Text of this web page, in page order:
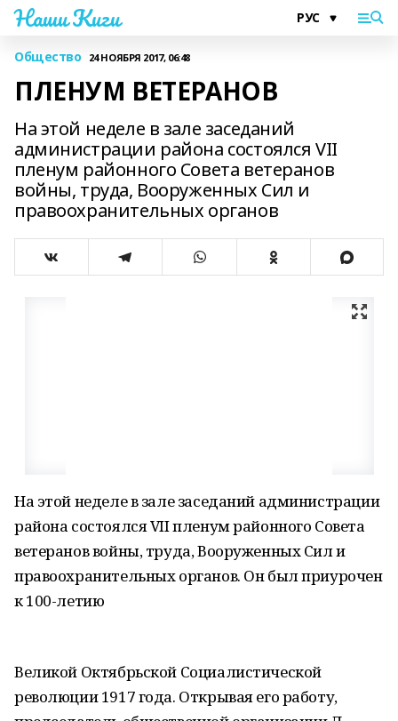
Наши Киги
Общество 24 НОЯБРЯ 2017, 06:48
ПЛЕНУМ ВЕТЕРАНОВ
На этой неделе в зале заседаний
администрации района состоялся VII
пленум районного Совета ветеранов
войны, труда, Вооруженных Сил и
правоохранительных органов
На этой неделе в зале заседаний администрации
района состоялся VII пленум районного Совета
ветеранов войны, труда, Вооруженных Сил и
правоохранительных органов. Он был приурочен
к 100-летию
Великой Октябрьской Социалистической
революции 1917 года. Открывая его работу,